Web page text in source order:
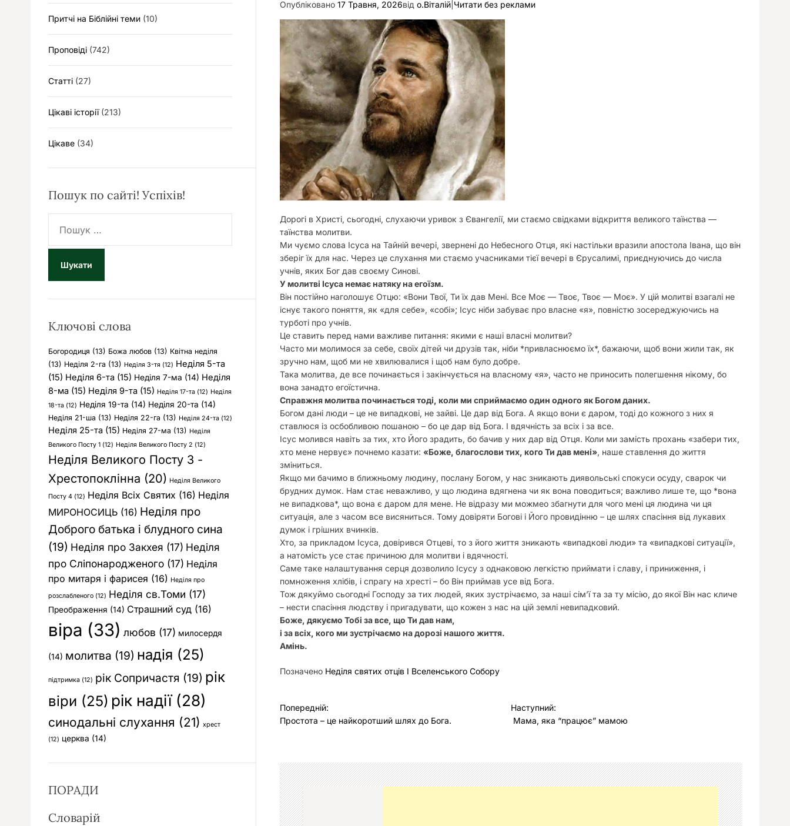
Опубліковано 17 Травня, 2026від о.Віталій Читати без реклами
Дорогі в Христі, сьогодні, слухаючи уривок з Євангелії, ми стаємо свідками відкриття великого таїнства —
таїнства молитви.
Ми чуємо слова Ісуса на Тайній вечері, звернені до Небесного Отця, які настільки вразили апостола Івана, що він
зберіг їх для нас. Через це слухання ми стаємо учасниками тієї вечері в Єрусалимі, приєднуючись до числа
учнів, яких Бог дав своєму Синові.
У молитві Ісуса немає натяку на егоїзм.
Він постійно наголошує Отцю: «Вони Твої, Ти їх дав Мені. Все Моє — Твоє, Твоє — Моє». У цій молитві взагалі не
існує такого поняття, як «для себе», «собі»; Ісус ніби забуває про власне «я», повністю зосереджуючись на
турботі про учнів.
Це ставить перед нами важливе питання: якими є наші власні молитви?
Часто ми молимося за себе, своїх дітей чи друзів так, ніби *привласнюємо їх*, бажаючи, щоб вони жили так, як
зручно нам, щоб ми не хвилювалися і щоб нам було добре.
Така молитва, де все починається і закінчується на власному «я», часто не приносить полегшення нікому, бо
вона занадто егоїстична.
Справжня молитва починається тоді, коли ми сприймаємо один одного як Богом даних.
Богом дані люди – це не випадкові, не зайві. Це дар від Бога. А якщо вони є даром, тоді до кожного з них я
ставлюся із осбобливою пошаною – бо це дар від Бога. І вдячність за всіх і за все.
Ісус молився навіть за тих, хто Його зрадить, бо бачив у них дар від Отця. Коли ми замість прохань «забери тих,
хто мене нервує» почнемо казати: «Боже, благослови тих, кого Ти дав мені», наше ставлення до життя
зміниться.
Якщо ми бачимо в ближньому людину, послану Богом, у нас зникають диявольські спокуси осуду, сварок чи
брудних думок. Нам стає неважливо, у що людина вдягнена чи як вона поводиться; важливо лише те, що *вона
не випадкова*, що вона є даром для мене. Не відразу ми можмео збагнути для чого мені ця людина чи ця
ситуація, але з часом все висяниться. Тому довіряти Богові і Його провидінню – це шлях спасіння від лукавих
думок і грішних вчинків.
Хто, за прикладом Ісуса, довірився Отцеві, то з його життя зникають «випадкові люди» та «випадкові ситуації»,
а натомість усе стає причиною для молитви і вдячності.
Саме таке налаштування серця дозволило Ісусу з однаковою легкістю приймати і славу, і приниження, і
помноження хлібів, і спрагу на хресті – бо Він приймав усе від Бога.
Тож дякуймо сьогодні Господу за тих людей, яких зустрічаємо, за наші сім’ї та за ту місію, до якої Він нас кличе
– нести спасіння людству і пригадувати, що кожен з нас на цій землі невипадковий.
Боже, дякуємо Тобі за все, що Ти дав нам,
і за всіх, кого ми зустрічаємо на дорозі нашого життя.
Амінь.
Позначено Неділя святих отцiв I Вселенського Собору
Н
і
г
а
Попередній:
Простота – це найкоротший шлях до Бога.
Наступний:
Мама, яка “працює” мамою
Притчі на Біблійні теми (10)
Проповіді (742)
Статті (27)
Цікаві історії(213)
Цікаве (34)
Пошук по сайті! Успіхів!
ш
к
Ключові слова
Богородиця (13) Божа любов (13) Квітна неділя
(13) Неділя 2-га (13) Неділя 3-тя (12) Неділя 5-та
(15) Неділя 6-та (15) Неділя 7-ма (14) Неділя
8-ма (15) Неділя 9-та (15) Неділя 17-та (12) Неділя
18-та (12) Неділя 19-та (14) Неділя 20-та (14)
Неділя 21-ша (13) Неділя 22-га (13) Неділя 24-та (12)
Неділя 25-та (15) Неділя 27-ма (13) Неділя
Великого Посту 1 (12) Неділя Великого Посту 2 (12)
Неділя Великого Посту 3 -
Хрестопоклінна (20) Неділя Великого
Посту 4 (12) Неділя Всіх Святих (16) Неділя
МИРОНОСИЦЬ (16) Неділя про
Доброго батька і блудного сина
(19) Неділя про Закхея (17) Неділя
про Сліпонародженого (17) Неділя
про митаря і фарисея (16) Неділя про
розслабленого (12) Неділя св.Томи (17)
Преображення (14) Страшний суд (16)
віра (33) любов (17) милосердя
(14) молитва (19) надія (25)
підтримка (12) рік Сопричастя (19) рік
віри (25) рік надії(28)
синодальні слухання (21) хрест
(12) церква (14)
ПОРАДИ
Словарій